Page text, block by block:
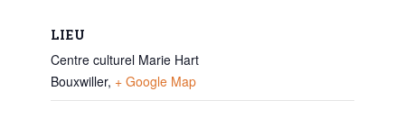
LIEU
Centre culturel Marie Hart
Bouxwiller, + Google Map